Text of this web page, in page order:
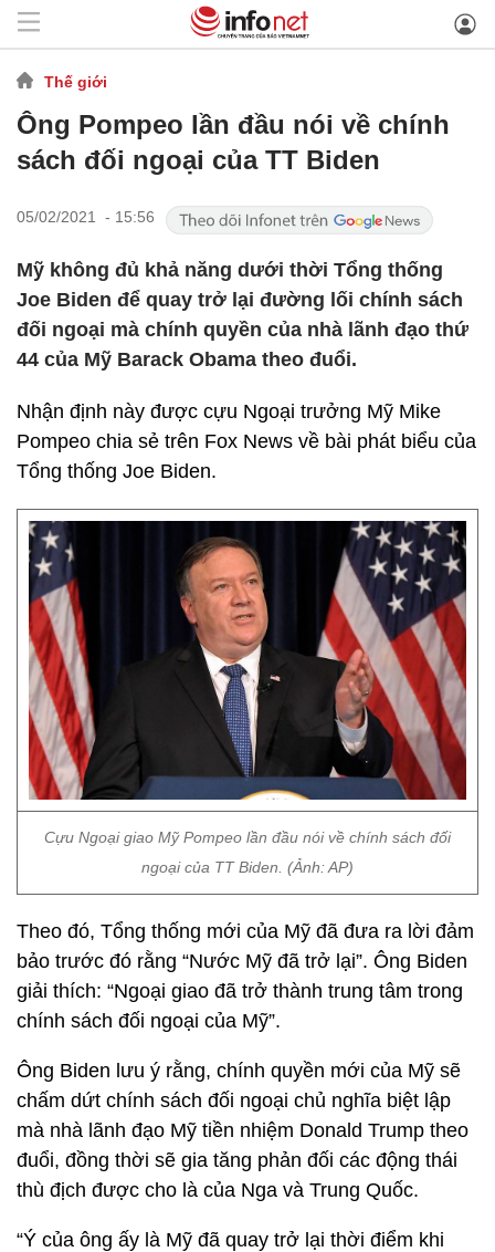
Thế giới
Ông Pompeo lần đầu nói về chính
sách đối ngoại của TT Biden
05/02/2021 - 15:56
Mỹ không đủ khả năng dưới thời Tổng thống
Joe Biden để quay trở lại đường lối chính sách
đối ngoại mà chính quyền của nhà lãnh đạo thứ
44 của Mỹ Barack Obama theo đuổi.
Nhận định này được cựu Ngoại trưởng Mỹ Mike
Pompeo chia sẻ trên Fox News về bài phát biểu của
Tổng thống Joe Biden.
Cựu Ngoại giao Mỹ Pompeo lần đầu nói về chính sách đối
ngoại của TT Biden. (Ảnh: AP)
Theo đó, Tổng thống mới của Mỹ đã đưa ra lời đảm
bảo trước đó rằng “Nước Mỹ đã trở lại”. Ông Biden
giải thích: “Ngoại giao đã trở thành trung tâm trong
chính sách đối ngoại của Mỹ”.
Ông Biden lưu ý rằng, chính quyền mới của Mỹ sẽ
chấm dứt chính sách đối ngoại chủ nghĩa biệt lập
mà nhà lãnh đạo Mỹ tiền nhiệm Donald Trump theo
đuổi, đồng thời sẽ gia tăng phản đối các động thái
thù địch được cho là của Nga và Trung Quốc.
“Ý của ông ấy là Mỹ đã quay trở lại thời điểm khi